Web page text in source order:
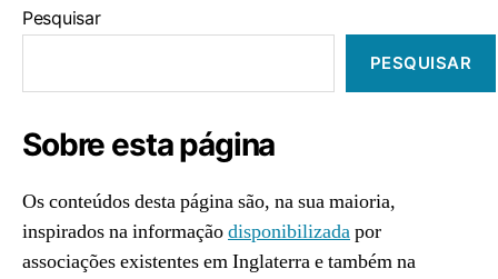
Pesquisar
PESQUISAR
Sobre esta página
Os conteúdos desta página são, na sua maioria,
inspirados na informaçãodisponibilizadapor
associações existentes em Inglaterra e também na